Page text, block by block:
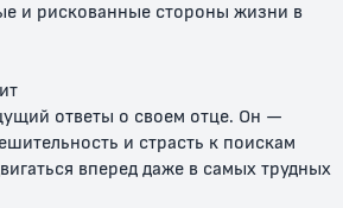
Покемон: Судьба Деоксиса
и рискованные стороны жизни в
ответы о своем отце. Он —
и страсть к поискам
вперед даже в самых трудных